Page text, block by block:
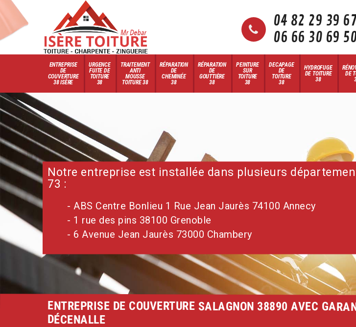
04 82 29 39
06 66 30 69
ENTREPRISE
DE
COUVERTURE
38 ISÈRE
URGENCE
FUITE DE
TOITURE
38
TRAITEMENT
ANTI
MOUSSE
TOITURE 38
RÉPARATION
DE
CHEMINÉE
38
RÉPARATION
DE
GOUTTIÈRE
38
PEINTURE
SUR
TOITURE
38
DECAPAGE
DE
TOITURE
38
HYDROFUGE
DE TOITURE
38
DE
Notre entreprise est installée dans plusieurs
73 :
- ABS Centre Bonlieu 1 Rue Jean Jaurès 74100 Annecy
- 1 rue des pins 38100 Grenoble
- 6 Avenue Jean Jaurès 73000 Chambery
ENTREPRISE DE COUVERTURE SALAGNON 38890 AVEC
DÉCENALLE